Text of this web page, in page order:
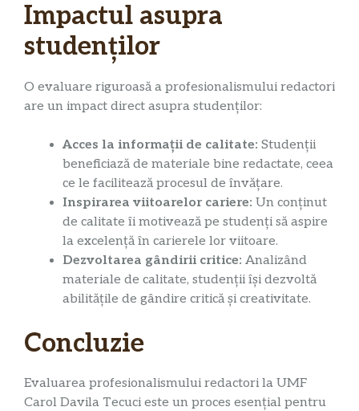
Impactul asupra
studenților
O evaluare riguroasă a profesionalismului redactori
are un impact direct asupra studenților:
Acces la informații de calitate: Studenții
beneficiază de materiale bine redactate, ceea
ce le facilitează procesul de învățare.
Inspirarea viitoarelor cariere: Un conținut
de calitate îi motivează pe studenți să aspire
la excelență în carierele lor viitoare.
Dezvoltarea gândirii critice: Analizând
materiale de calitate, studenții își dezvoltă
abilitățile de gândire critică și creativitate.
Concluzie
Evaluarea profesionalismului redactori la UMF
Carol Davila Tecuci este un proces esențial pentru